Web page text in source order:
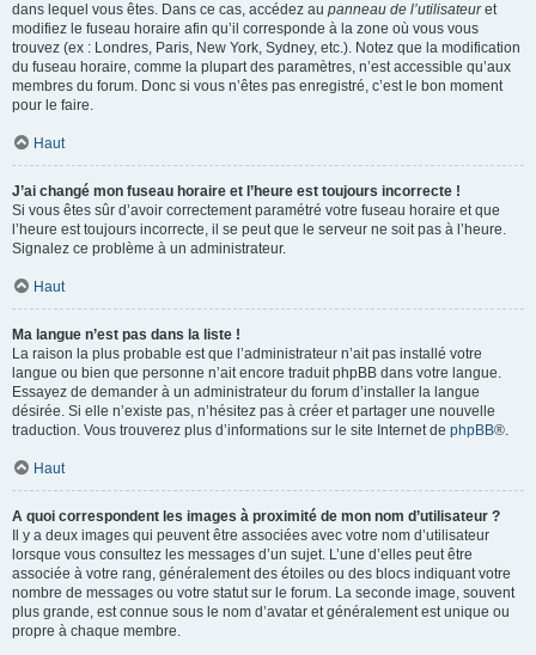
dans lequel vous êtes. Dans ce cas, accédez au panneau de l’utilisateuret
modifiez le fuseau horaire afin qu’il corresponde à la zone où vous vous
trouvez (ex : Londres, Paris, New York, Sydney, etc.). Notez que la modification
du fuseau horaire, comme la plupart des paramètres, n’est accessible qu’aux
membres du forum. Donc si vous n’êtes pas enregistré, c’est le bon moment
pour le faire.
Haut
J’ai changé mon fuseau horaire et l’heure est toujours incorrecte !
Si vous êtes sûr d’avoir correctement paramétré votre fuseau horaire et que
l’heure est toujours incorrecte, il se peut que le serveur ne soit pas à l’heure.
Signalez ce problème à un administrateur.
Haut
Ma langue n’est pas dans la liste !
La raison la plus probable est que l’administrateur n’ait pas installé votre
langue ou bien que personne n’ait encore traduit phpBB dans votre langue.
Essayez de demander à un administrateur du forum d’installer la langue
désirée. Si elle n’existe pas, n’hésitez pas à créer et partager une nouvelle
traduction. Vous trouverez plus d’informations sur le site Internet de phpBB®.
Haut
A quoi correspondent les images à proximité de mon nom d’utilisateur ?
Il y a deux images qui peuvent être associées avec votre nom d’utilisateur
lorsque vous consultez les messages d’un sujet. L’une d’elles peut être
associée à votre rang, généralement des étoiles ou des blocs indiquant votre
nombre de messages ou votre statut sur le forum. La seconde image, souvent
plus grande, est connue sous le nom d’avatar et généralement est unique ou
propre à chaque membre.